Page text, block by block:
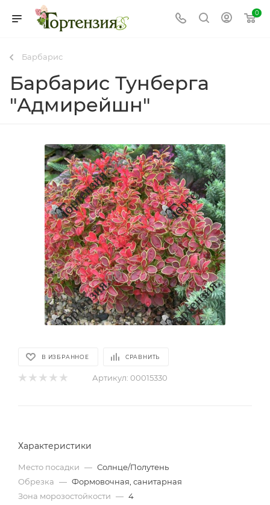
0
Барбарис
Барбарис Тунберга
"Адмирейшн"
В ИЗБРАННОЕ СРАВНИТЬ
Артикул: 00015330
Характеристики
Место посадки — Солнце/Полутень
Обрезка — Формовочная, санитарная
Зона морозостойкости — 4